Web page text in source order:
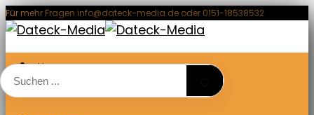
Zum
Inhalt
springen
Für mehr Fragen info@dateck-media.de oder 0151-18538532
Home